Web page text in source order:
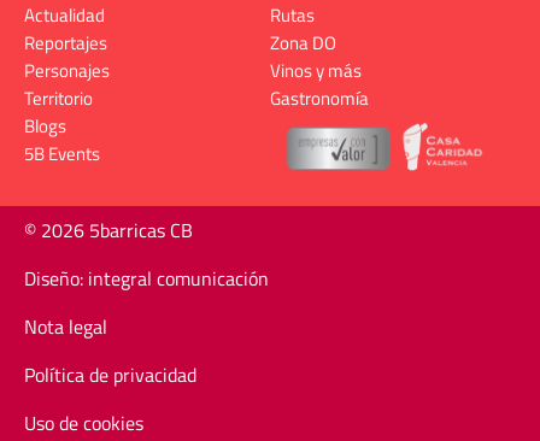
Actualidad
Reportajes
Personajes
Territorio
Rutas
Zona DO
Vinos y más
Gastronomía
Blogs
5B Events
© 2026 5barricas CB
Diseño: integral comunicación
Nota legal
Política de privacidad
Uso de cookies